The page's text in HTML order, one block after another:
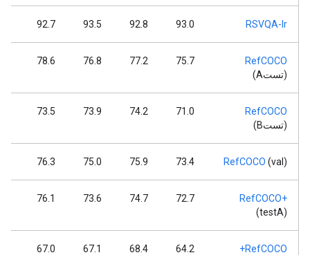
RSVQA-lr
93.0
92.8
93.5
92.7
RefCOCO
(تستA)
75.7
77.2
76.8
78.6
RefCOCO
(تستB)
71.0
74.2
73.9
73.5
RefCOCO (val)
73.4
75.9
75.0
76.3
RefCOCO+
(testA)
72.7
74.7
73.6
76.1
RefCOCO+
64.2
68.4
67.1
67.0